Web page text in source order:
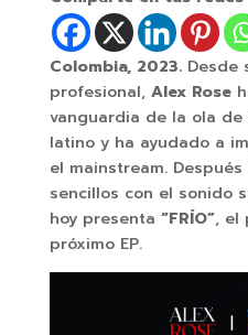
Colombia, 2023.Desde
profesional, Alex Rose
vanguardia de la ola
latino y ha ayudado a
el mainstream.
sencillos con el sonido
hoy presenta “FRÍO”, el
próximo EP.